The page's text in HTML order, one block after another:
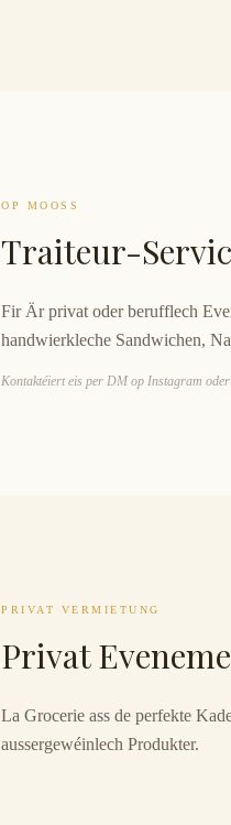
OP MOOSS
Traiteur-
Fir Är privat oder berufflech
handwierkleche Sandwichen,
Kontaktéiert eis per DM op Instagram
PRIVAT VERMIETUNG
Privat
La Grocerie ass de perfekte
aussergewéinlech Produkter.